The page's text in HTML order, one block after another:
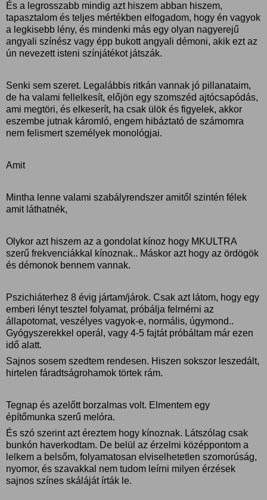
És a legrosszabb mindig azt hiszem abban hiszem,
tapasztalom és teljes mértékben elfogadom, hogy én vagyok
a legkisebb lény, és mindenki más egy olyan nagyerejű
angyali színész vagy épp bukott angyali démoni, akik ezt az
ún nevezett isteni színjátékot játszák.
Senki sem szeret. Legalábbis ritkán vannak jó pillanataim,
de ha valami fellelkesít, előjön egy szomszéd ajtócsapódás,
ami megtöri, és elkeserít, ha csak ülök és figyelek, akkor
eszembe jutnak káromló, engem hibáztató de számomra
nem felismert személyek monológjai.
Amit
Mintha lenne valami szabályrendszer amitől szintén félek
amit láthatnék,
Olykor azt hiszem az a gondolat kínoz hogy MKULTRA
szerű frekvenciákkal kínoznak.. Máskor azt hogy az ördögök
és démonok bennem vannak.
Pszichiáterhez 8 évig jártam/járok. Csak azt látom, hogy egy
emberi lényt tesztel folyamat, próbálja felmérni az
állapotomat, veszélyes vagyok-e, normális, úgymond..
Gyógyszerekkel operál, vagy 4-5 fajtát próbáltam már ezen
idő alatt.
Sajnos sosem szedtem rendesen. Hiszen sokszor leszedált,
hirtelen fáradtságrohamok törtek rám.
Tegnap és azelőtt borzalmas volt. Elmentem egy
építőmunka szerű melóra.
És szó szerint azt éreztem hogy kínoznak. Látszólag csak
bunkón haverkodtam. De belül az érzelmi középpontom a
lelkem a belsőm, folyamatosan elviselhetetlen szomorúság,
nyomor, és szavakkal nem tudom leírni milyen érzések
sajnos színes skáláját írták le.